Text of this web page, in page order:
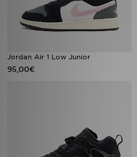
Jordan Air 1 Low Junior
95,00€